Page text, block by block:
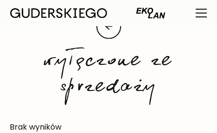
wyłączone ze
sprzedaży
Brak wyników